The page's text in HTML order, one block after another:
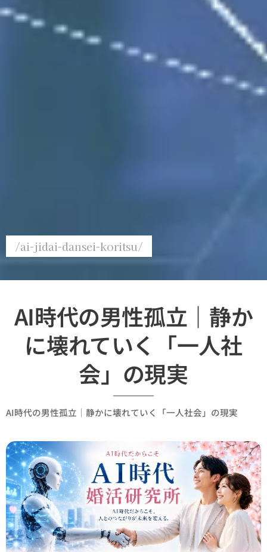
/ai-jidai-dansei-koritsu/
AI時代の男性孤立｜静か
に壊れていく「一人社
会」の現実
AI時代の男性孤立｜静かに壊れていく「一人社会」の現実